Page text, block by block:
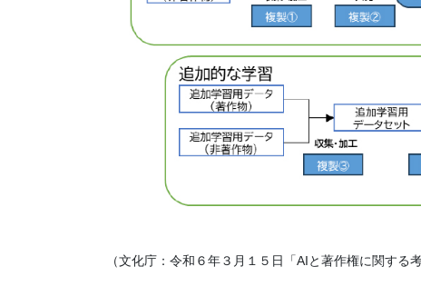
（文化庁：令和６年３月１５日「AIと著作権に関する